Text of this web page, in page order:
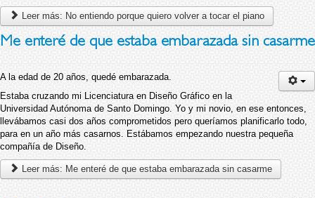
Leer más: No entiendo porque quiero volver a tocar el piano
Me enteré de que estaba embarazada sin casarme
A la edad de 20 años, quedé embarazada.
Estaba cruzando mi Licenciatura en Diseño Gráfico en la
Universidad Autónoma de Santo Domingo. Yo y mi novio, en ese entonces,
llevábamos casi dos años comprometidos pero queríamos planificarlo todo,
para en un año más casarnos. Estábamos empezando nuestra pequeña
compañía de Diseño.
Leer más: Me enteré de que estaba embarazada sin casarme